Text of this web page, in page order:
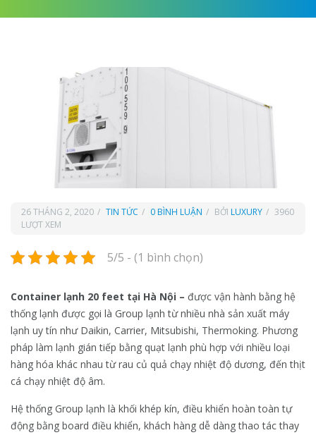
26 THÁNG 2, 2020 TIN TỨC 0 BÌNH LUẬN BỞI LUXURY
3960
LƯỢT XEM
5/5 - (1 bình chọn)
Container lạnh 20 feet tại Hà Nội – được vận hành bằng hệ
thống lạnh được gọi là Group lạnh từ nhiều nhà sản xuất máy
lạnh uy tín như Daikin, Carrier, Mitsubishi, Thermoking. Phương
pháp làm lạnh gián tiếp bằng quạt lạnh phù hợp với nhiều loại
hàng hóa khác nhau từ rau củ quả chạy nhiệt độ dương, đến thịt
cá chạy nhiệt độ âm.
Hệ thống Group lạnh là khối khép kín, điều khiển hoàn toàn tự
động bằng board điều khiển, khách hàng dễ dàng thao tác thay